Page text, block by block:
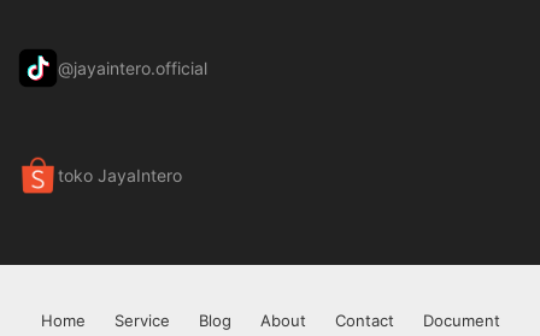
@jayaintero.official
toko JayaIntero
Home Service Blog About Contact Document